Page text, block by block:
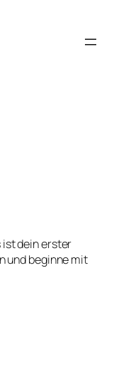
ist dein erster
und beginne mit